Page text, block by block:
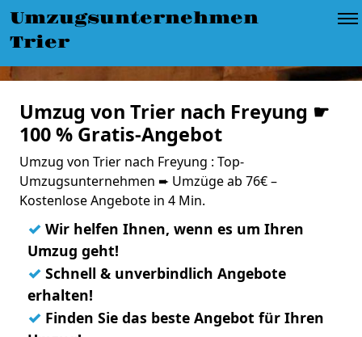
Umzugsunternehmen
Trier
Umzug von Trier nach Freyung ☛
100 % Gratis-Angebot
Umzug von Trier nach Freyung : Top-
Umzugsunternehmen ➨ Umzüge ab 76€ –
Kostenlose Angebote in 4 Min.
✓ Wir helfen Ihnen, wenn es um Ihren
Umzug geht!
✓ Schnell & unverbindlich Angebote
erhalten!
✓ Finden Sie das beste Angebot für Ihren